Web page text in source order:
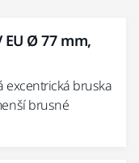
EU Ø 77 mm,
excentrická bruska
brusné